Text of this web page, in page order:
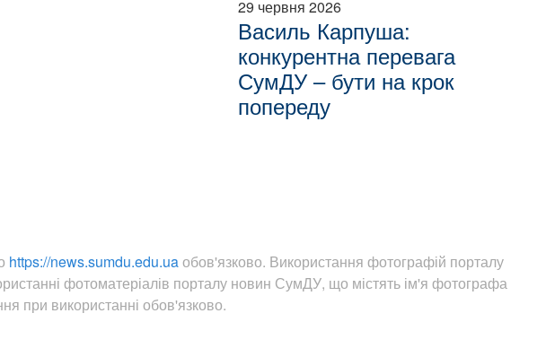
29 червня 2026
Василь Карпуша:
конкурентна перевага
СумДУ – бути на крок
попереду
https://news.sumdu.edu.uaобов'язково. Використання фотографій порталу
фотоматеріалів порталу новин СумДУ, що містять ім'я фотографа
при використанні обов'язково.